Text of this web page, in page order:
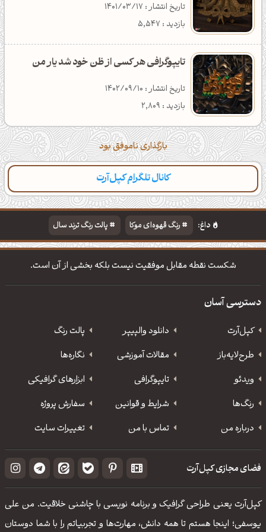
تاریخ انتشار : 1401/03/17
بازدید : 5,547
تایپوگرافی هر کسی از ظن خود شد یار من
تاریخ انتشار : 1402/09/10
بازدید : 2,809
بارگذاری ناموفق بود
کانال تلگرام کپل‌آرت
دسته‌بندی مطالب تازه تایپوگرافی پالت‌ها
داغ: رنگ قهوه‌ای موکا
پالت رنگ ترند سال
دانلود والپیپر مذهبی
تایپوگرافی شعر مولانا
شکست نقطه مقابل موفقیت نیست بلکه بخشی از آن است.
دسترسی آسان
کپل‌آرت دانلود‌ والپیپر
پالت رنگ
طرح‌لایه‌باز
مقالات آموزشی
نگاره‌ها
ویدئو
‌تایپوگرافی
ابزارهای گرافیکی
رنگ‌ها
شرایط و قوانین
سفارش پروژه
درباره من
تماس با من تغییرات سایت
فضای مجازی کپل‌آرت
کپل‌آرت یعنی طراحی گرافیک و برنامه نویسی با چاشنی خلاقیت. من علی
یوسفی؛ اینجا هستم تا همه دانش، مهارت‌‌ها و تجربیاتم را با شما دوستان